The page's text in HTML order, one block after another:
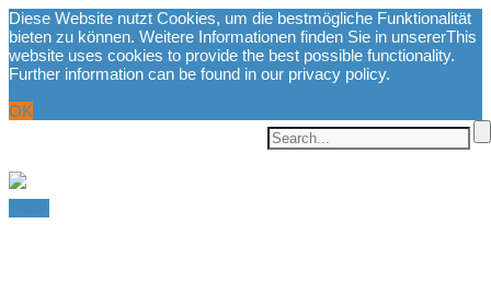
Diese Website nutzt Cookies, um die bestmögliche Funktionalität
bieten zu können. Weitere Informationen finden Sie in unsererThis
website uses cookies to provide the best possible functionality.
Further information can be found in our privacy policy.
OK